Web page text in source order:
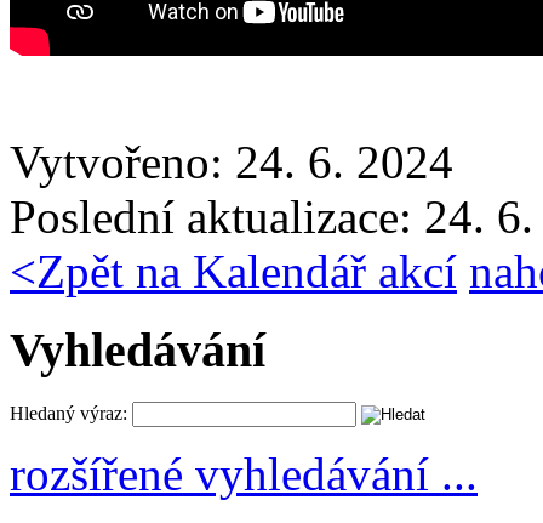
Vytvořeno: 24. 6. 2024
Poslední aktualizace: 24.
<Zpět na Kalendář akcí
Vyhledávání
Hledaný výraz:
rozšířené vyhledávání ...